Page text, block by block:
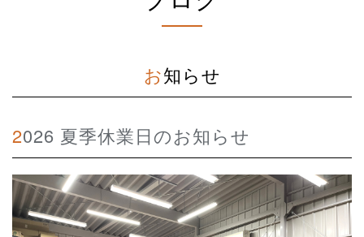
お知らせ
2026 夏季休業日のお知らせ